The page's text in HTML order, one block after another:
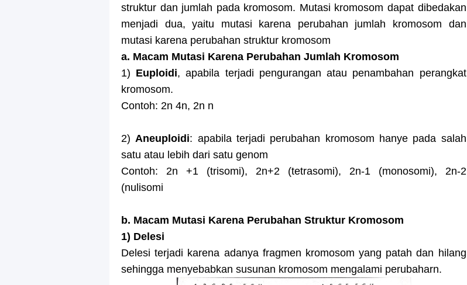
struktur dan jumlah pada kromosom. Mutasi kromosom dapat dibedakan
menjadi dua, yaitu mutasi karena perubahan jumlah kromosom dan
mutasi karena perubahan struktur kromosom
a. Macam Mutasi Karena Perubahan Jumlah Kromosom
1) Euploidi, apabila terjadi pengurangan atau penambahan perangkat
kromosom.
Contoh: 2n 4n, 2n n
2)Aneuploidi: apabila terjadi perubahan kromosom hanye pada salah
satu atau lebih dari satu genom
Contoh: 2n +1 (trisomi), 2n+2 (tetrasomi), 2n-1 (monosomi), 2n-2
(nulisomi
b. Macam Mutasi Karena Perubahan Struktur Kromosom
1) Delesi
Delesi terjadi karena adanya fragmen kromosom yang patah dan hilang
sehingga menyebabkan susunan kromosom mengalami perubaharn.